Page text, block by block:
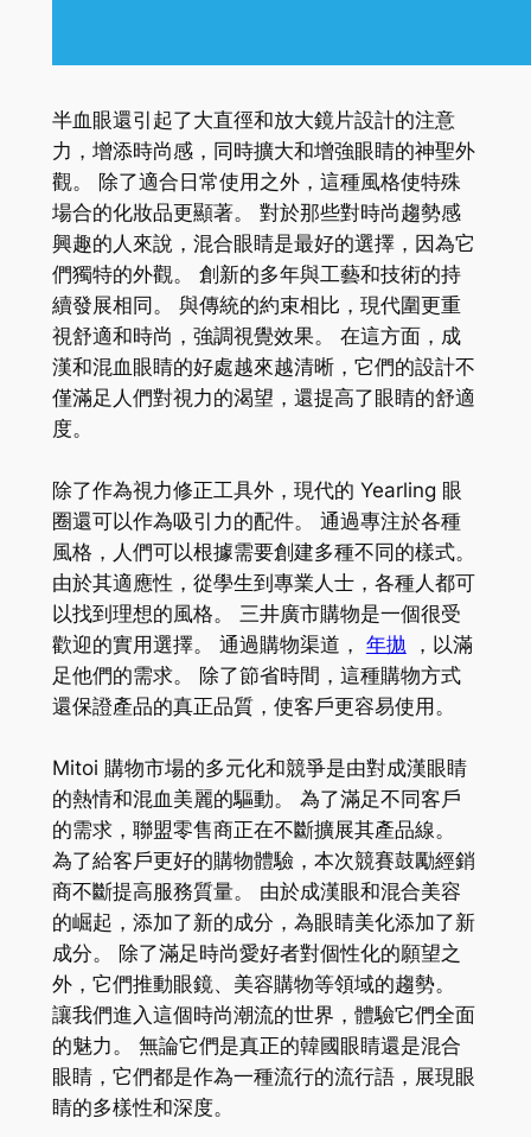
半血眼還引起了大直徑和放大鏡片設計的注意
力，增添時尚感，同時擴大和增強眼睛的神聖外
觀。 除了適合日常使用之外，這種風格使特殊
場合的化妝品更顯著。 對於那些對時尚趨勢感
興趣的人來說，混合眼睛是最好的選擇，因為它
們獨特的外觀。 創新的多年與工藝和技術的持
續發展相同。 與傳統的約束相比，現代圍更重
視舒適和時尚，強調視覺效果。 在這方面，成
漢和混血眼睛的好處越來越清晰，它們的設計不
僅滿足人們對視力的渴望，還提高了眼睛的舒適
度。
除了作為視力修正工具外，現代的 Yearling 眼
圈還可以作為吸引力的配件。 通過專注於各種
風格，人們可以根據需要創建多種不同的樣式。
由於其適應性，從學生到專業人士，各種人都可
以找到理想的風格。 三井廣市購物是一個很受
歡迎的實用選擇。 通過購物渠道， 年拋 ，以滿
足他們的需求。 除了節省時間，這種購物方式
還保證產品的真正品質，使客戶更容易使用。
Mitoi 購物市場的多元化和競爭是由對成漢眼睛
的熱情和混血美麗的驅動。 為了滿足不同客戶
的需求，聯盟零售商正在不斷擴展其產品線。
為了給客戶更好的購物體驗，本次競賽鼓勵經銷
商不斷提高服務質量。 由於成漢眼和混合美容
的崛起，添加了新的成分，為眼睛美化添加了新
成分。 除了滿足時尚愛好者對個性化的願望之
外，它們推動眼鏡、美容購物等領域的趨勢。
讓我們進入這個時尚潮流的世界，體驗它們全面
的魅力。 無論它們是真正的韓國眼睛還是混合
眼睛，它們都是作為一種流行的流行語，展現眼
睛的多樣性和深度。